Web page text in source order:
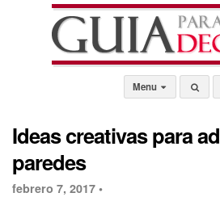
Menu
Ideas creativas para
paredes
febrero 7, 2017 •